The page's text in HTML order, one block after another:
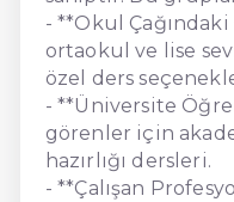
- **Okul
ortaokul ve lise
özel ders
- **Üniversite
görenler için
hazırlığı dersleri.
- **Çalışan